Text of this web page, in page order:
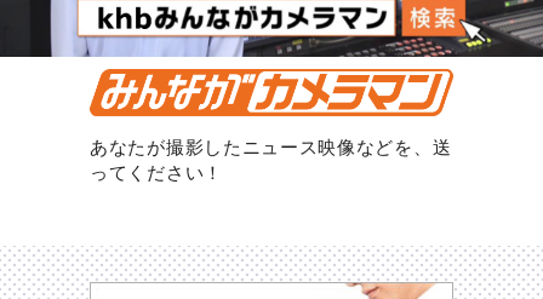
あなたが撮影したニュース映像などを、送
ってください！